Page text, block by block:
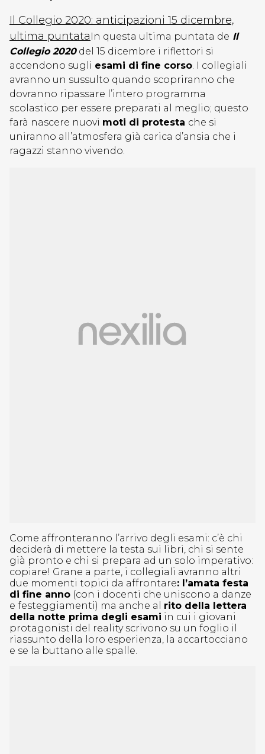
Il Collegio 2020: anticipazioni 15 dicembre,
ultima puntata In questa ultima puntata de Il
Collegio 2020del 15 dicembre i riflettori si
accendono sugli esami di fine corso. I collegiali
avranno un sussulto quando scopriranno che
dovranno ripassare l’intero programma
scolastico per essere preparati al meglio; questo
farà nascere nuovi moti di protesta che si
uniranno all’atmosfera già carica d’ansia che i
ragazzi stanno vivendo.
Come affronteranno l’arrivo degli esami: c’è chi
deciderà di mettere la testa sui libri, chi si sente
già pronto e chi si prepara ad un solo imperativo:
copiare! Grane a parte, i collegiali avranno altri
due momenti topici da affrontare: l’amata festa
di fine anno (con i docenti che uniscono a danze
e festeggiamenti) ma anche al rito della lettera
della notte prima degli esami in cui i giovani
protagonisti del reality scrivono su un foglio il
riassunto della loro esperienza, la accartocciano
e se la buttano alle spalle.